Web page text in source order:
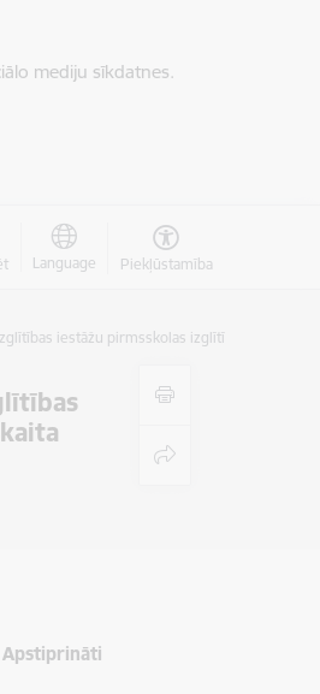
mediju sīkdatnes.
Language Piekļūstamība
iestāžu pirmsskolas izglītības grupās
Apstiprināti